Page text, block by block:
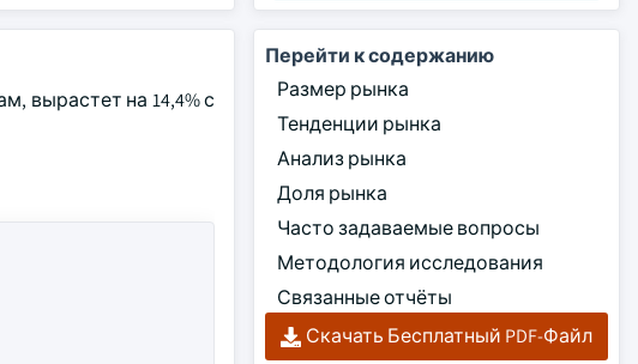
вырастет на 14,4% с
Перейти к содержанию
Размер рынка
Тенденции рынка
Анализ рынка
Доля рынка
Часто задаваемые вопросы
Методология исследования
Связанные отчёты
Скачать Бесплатный PDF-Файл